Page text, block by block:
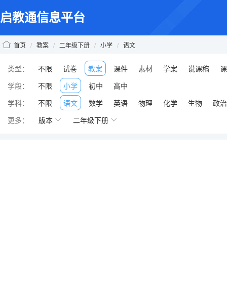
启教通信息平台
首页 / 教案 / 二年级下册 / 小学 / 语文
类型： 不限 试卷 教案 课件 素材 学案 说课稿
学段：
不限 小学 初中
高中
学科：
不限 语文 数学 英语 物理 化学 生物
政治
更多：
版本 二年级下册